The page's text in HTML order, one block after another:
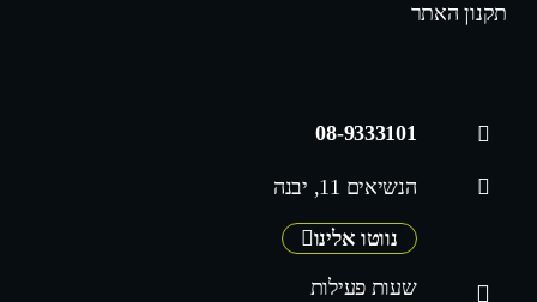
תקנון האתר
08-9333101
הנשיאים 11, יבנה
נווטו אלינו
שעות פעילות